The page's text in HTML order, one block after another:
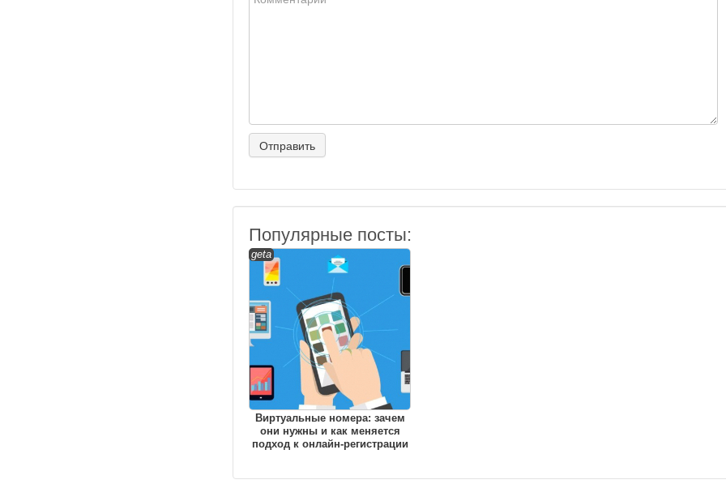
Популярные посты:
geta
Виртуальные номера: зачем
они нужны и как меняется
подход к онлайн-регистрации